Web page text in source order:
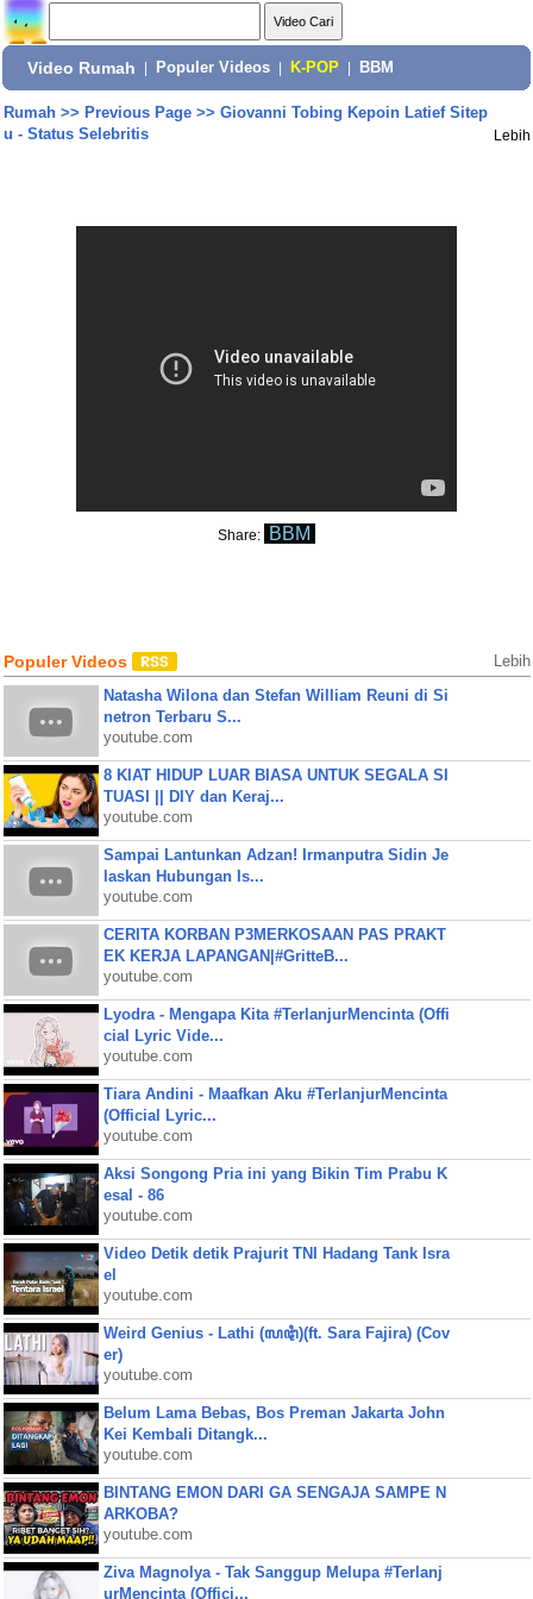
Video Rumah Populer Videos K-POP BBM
Rumah>> Previous Page>> Giovanni Tobing Kepoin Latief Sitep
u - Status Selebritis
Lebih
Share: BBM
Populer Videos Lebih
Natasha Wilona dan Stefan William Reuni di Si
netron Terbaru S...
youtube.com
8 KIAT HIDUP LUAR BIASA UNTUK SEGALA SI
TUASI || DIY dan Keraj...
youtube.com
Sampai Lantunkan Adzan! Irmanputra Sidin Je
laskan Hubungan Is...
youtube.com
CERITA KORBAN P3MERKOSAAN PAS PRAKT
EK KERJA LAPANGAN|#GritteB...
youtube.com
Lyodra - Mengapa Kita #TerlanjurMencinta (Offi
cial Lyric Vide...
youtube.com
Tiara Andini - Maafkan Aku #TerlanjurMencinta
(Official Lyric...
youtube.com
Aksi Songong Pria ini yang Bikin Tim Prabu K
esal - 86
youtube.com
Video Detik detik Prajurit TNI Hadang Tank Isra
el
youtube.com
Weird Genius - Lathi (ꦭꦛꦶ)(ft. Sara Fajira) (Cov
er)
youtube.com
Belum Lama Bebas, Bos Preman Jakarta John
Kei Kembali Ditangk...
youtube.com
BINTANG EMON DARI GA SENGAJA SAMPE N
ARKOBA?
youtube.com
Ziva Magnolya - Tak Sanggup Melupa #Terlanj
urMencinta (Offici...